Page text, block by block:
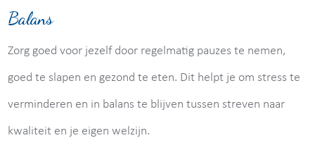
Balans
Zorg goed voor jezelf door regelmatig pauzes te nemen,
goed te slapen en gezond te eten. Dit helpt je om stress te
verminderen en in balans te blijven tussen streven naar
kwaliteit en je eigen welzijn.